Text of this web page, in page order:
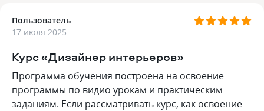
Пользователь
17 июля 2025
Курс «Дизайнер интерьеров»
Программа обучения построена на освоение
программы по видио урокам и практическим
заданиям. Если рассматривать курс, как освоение